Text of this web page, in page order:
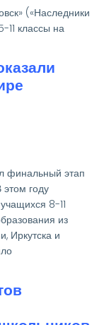
(«Наследники
11 классы на
финальный этап
году
8-11
из
Иркутска и